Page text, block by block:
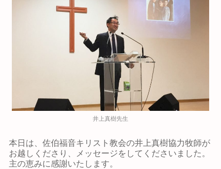
井上真樹先生
本日は、佐伯福音キリスト教会の井上真樹協力牧師が
お越しくださり、メッセージをしてくださいました。
主の恵みに感謝いたします。